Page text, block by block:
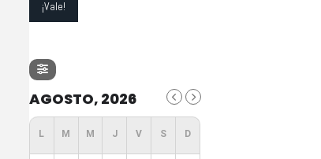
AGOSTO, 2026